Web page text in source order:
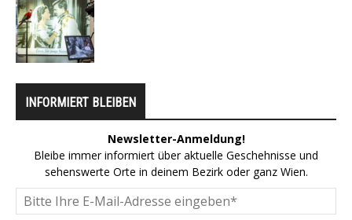
INFORMIERT BLEIBEN
Newsletter-Anmeldung!
Bleibe immer informiert über aktuelle Geschehnisse und
sehenswerte Orte in deinem Bezirk oder ganz Wien.